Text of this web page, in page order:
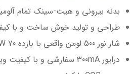
بدنه بیرونی و هیت-سینک تمام
طراحی و تولید خوش ساخت و با
شار نور 500 لومن واقعی با بازده 70 Lm/W
درایور 300mA سفارشی و با کیفیت ویسنا